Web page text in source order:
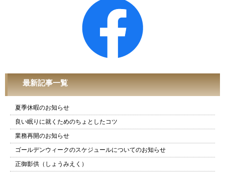
最新記事一覧
夏季休暇のお知らせ
良い眠りに就くためのちょとしたコツ
業務再開のお知らせ
ゴールデンウィークのスケジュールについてのお知らせ
正御影供（しょうみえく）